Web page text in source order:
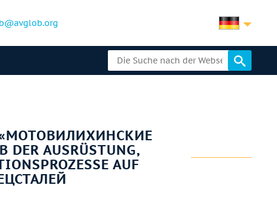
«МОТОВИЛИХИНСКИЕ
DER AUSRÜSTUNG,
AUF